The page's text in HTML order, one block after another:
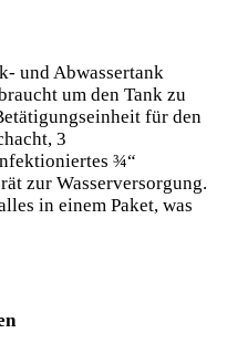
und Abwassertank
um den Tank zu
für den
3
¾“
zur Wasserversorgung.
in einem Paket, was